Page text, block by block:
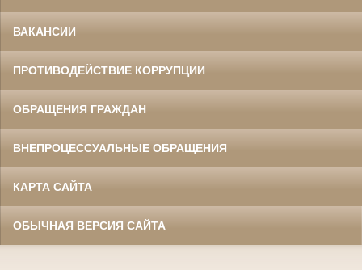
ВАКАНСИИ
ПРОТИВОДЕЙСТВИЕ КОРРУПЦИИ
ОБРАЩЕНИЯ ГРАЖДАН
ВНЕПРОЦЕССУАЛЬНЫЕ ОБРАЩЕНИЯ
КАРТА САЙТА
ОБЫЧНАЯ ВЕРСИЯ САЙТА